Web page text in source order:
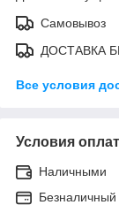
Самовывоз
ДОСТАВКА
Все условия
Условия
Наличными
Безналичный